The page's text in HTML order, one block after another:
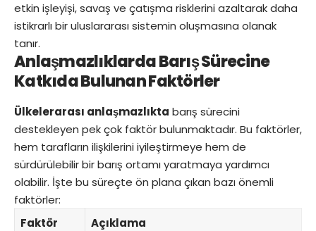
etkin işleyişi, savaş ve çatışma risklerini azaltarak daha
istikrarlı bir uluslararası sistemin oluşmasına olanak
tanır.
Anlaşmazlıklarda Barış Sürecine
Katkıda Bulunan Faktörler
Ülkelerarası anlaşmazlıkta barış sürecini
destekleyen pek çok faktör bulunmaktadır. Bu faktörler,
hem tarafların ilişkilerini iyileştirmeye hem de
sürdürülebilir bir barış ortamı yaratmaya yardımcı
olabilir. İşte bu süreçte ön plana çıkan bazı önemli
faktörler:
Faktör
Açıklama